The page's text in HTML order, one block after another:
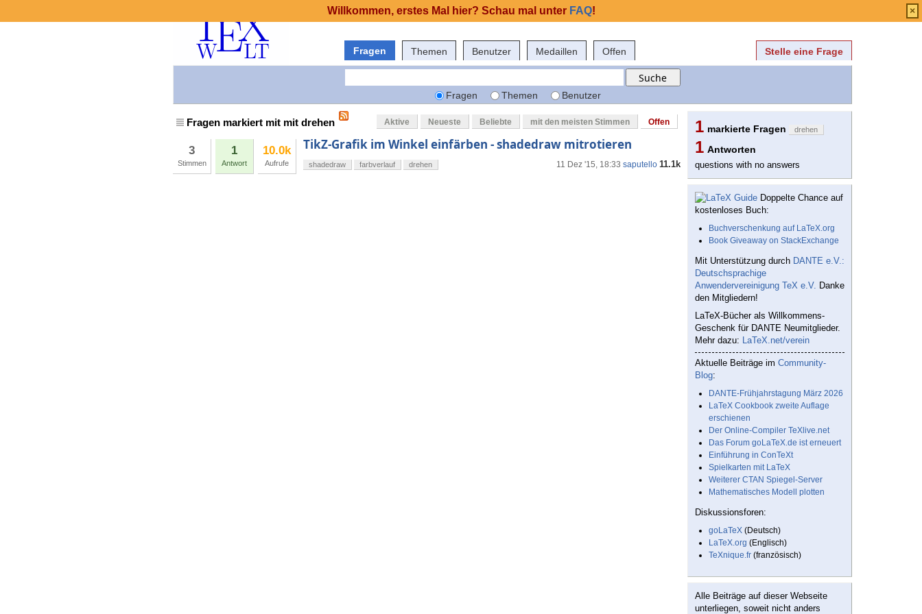
Fragen Themen Benutzer Medaillen Offen Stelle eine Frage
Fragen Themen Benutzer
Fragen markiert mit mit drehen Aktive Neueste Beliebte mit den meisten Stimmen Offen
3
Stimmen
1
Antwort
10.0k
Aufrufe
TikZ-Grafik im Winkel einfärben - shadedraw mitrotieren
11 Dez '15, 18:33 saputello 11.1k
shadedraw farbverlauf drehen
1 markierte Fragen drehen
1 Antworten
questions with no answers
Doppelte Chance auf
kostenloses Buch:
Buchverschenkung auf LaTeX.org
Book Giveaway on StackExchange
Mit Unterstützung durch DANTE e.V.:
Deutschsprachige
Anwendervereinigung TeX e.V. Danke
den Mitgliedern!
LaTeX-Bücher als Willkommens-
Geschenk für DANTE Neumitglieder.
Mehr dazu: LaTeX.net/verein
Aktuelle Beiträge im Community-
Blog:
DANTE-Frühjahrstagung März 2026
LaTeX Cookbook zweite Auflage
erschienen
Der Online-Compiler TeXlive.net
Das Forum goLaTeX.de ist erneuert
Einführung in ConTeXt
Spielkarten mit LaTeX
Weiterer CTAN Spiegel-Server
Mathematisches Modell plotten
Diskussionsforen:
goLaTeX (Deutsch)
LaTeX.org (Englisch)
TeXnique.fr (französisch)
Alle Beiträge auf dieser Webseite
unterliegen, soweit nicht anders
Willkommen, erstes Mal hier? Schau mal unter FAQ! ×